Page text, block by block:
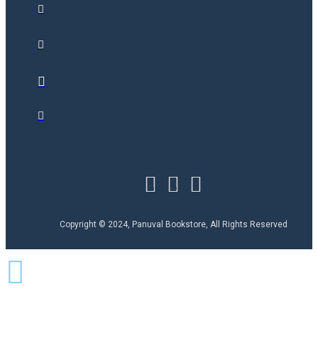
Copyright © 2024, Panuval Bookstore, All Rights Reserved